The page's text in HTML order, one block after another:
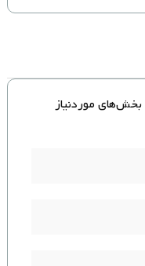
بخش‌های موردنیاز